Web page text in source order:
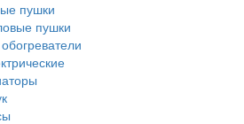
пушки
пушки